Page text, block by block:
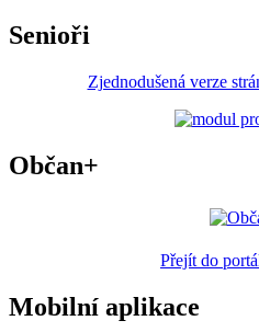
Senioři
Zjednodušená verze
Občan+
Přejít do
Mobilní aplikace